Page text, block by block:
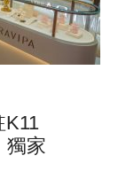
K11
獨家